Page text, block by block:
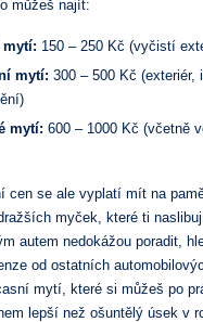
můžeš najít:
mytí: 150 – 250 Kč (vyčistí
mytí: 300 – 500 Kč (exteriér,
mytí: 600 – 1000 Kč (včetně
cen se ale vyplatí mít na
myček, které ti
autem nedokážou poradit,
od ostatních
mytí, které si můžeš po
lepší než ošuntělý úsek v